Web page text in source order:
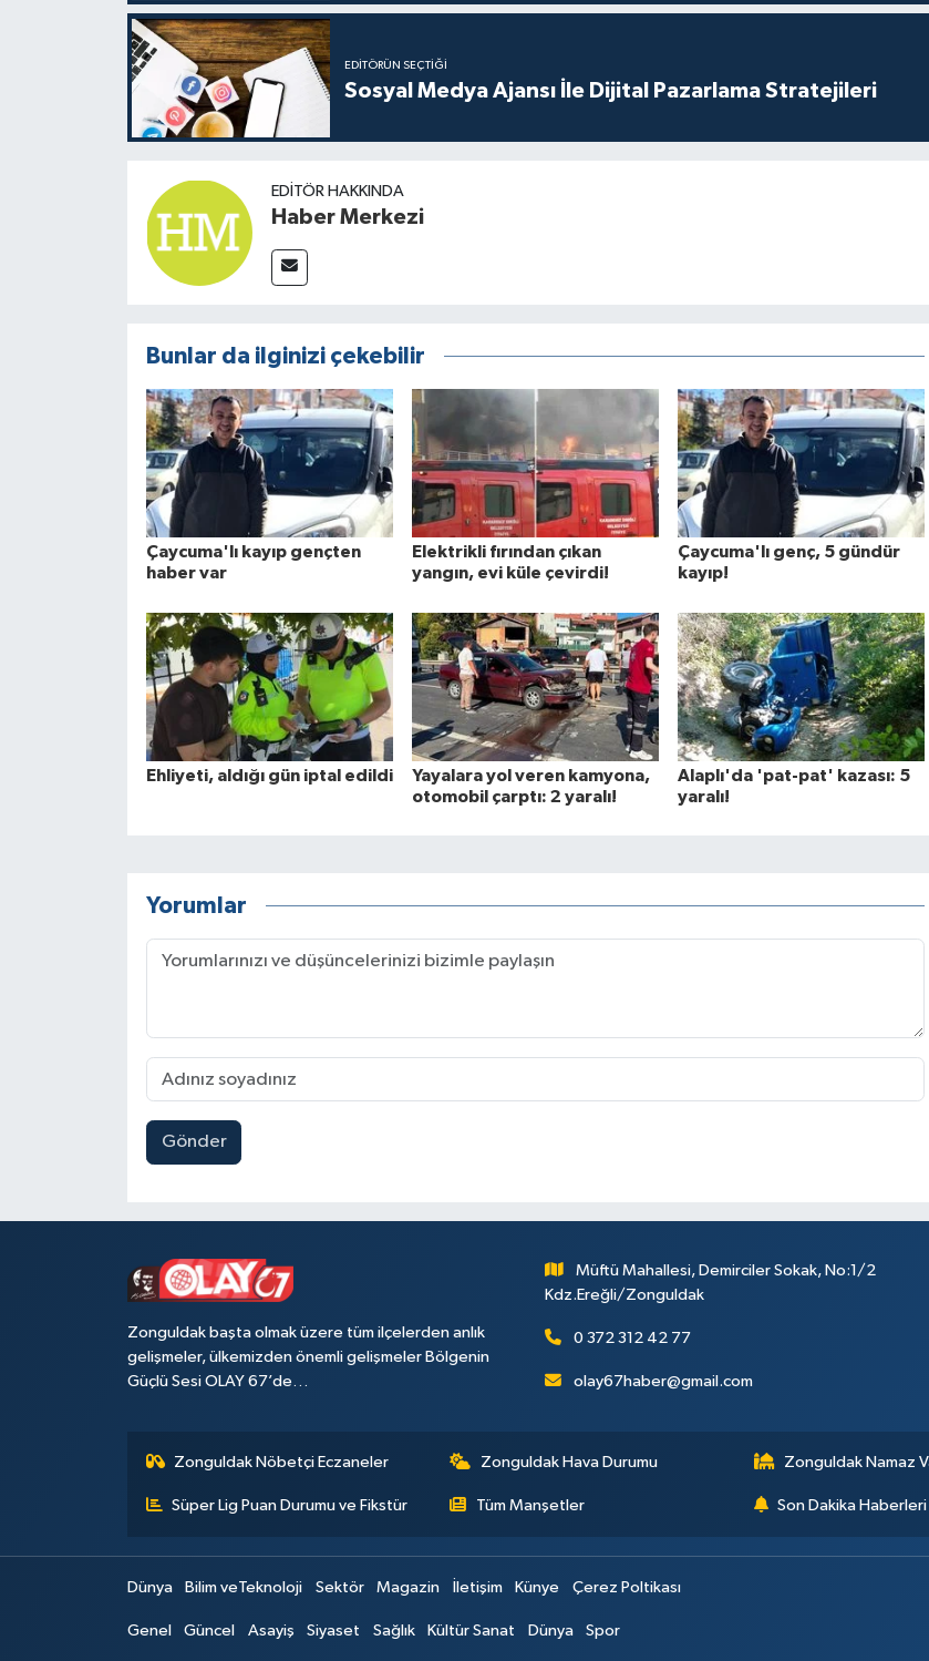
EDITÖRÜN SEÇTIĞI
Sosyal Medya Ajansı İle Dijital Pazarlama Stratejileri
EDITÖR HAKKINDA
Haber Merkezi
Bunlar da ilginizi çekebilir
Çaycuma'lı kayıp gençten
haber var
Elektrikli fırından çıkan
yangın, evi küle çevirdi!
Çaycuma'lı genç, 5 gündür
kayıp!
Ehliyeti, aldığı gün iptal edildi
Yayalara yol veren kamyona,
otomobil çarptı: 2 yaralı!
Alaplı'da 'pat-pat' kazası: 5
yaralı!
Yorumlar
Gönder
Zonguldak başta olmak üzere tüm ilçelerden anlık
gelişmeler, ülkemizden önemli gelişmeler Bölgenin
Güçlü Sesi OLAY 67’de…
Müftü Mahallesi, Demirciler Sokak, No:1/2
Kdz.Ereğli/Zonguldak
0 372 312 42 77
olay67haber@gmail.com
Zonguldak Nöbetçi Eczaneler Zonguldak Hava Durumu Zonguldak Namaz
Süper Lig Puan Durumu ve Fikstür Tüm Manşetler Son Dakika Haberleri
Dünya Bilim veTeknoloji Sektör Magazin İletişim Künye Çerez Poltikası
Genel Güncel Asayiş Siyaset Sağlık Kültür Sanat Dünya Spor